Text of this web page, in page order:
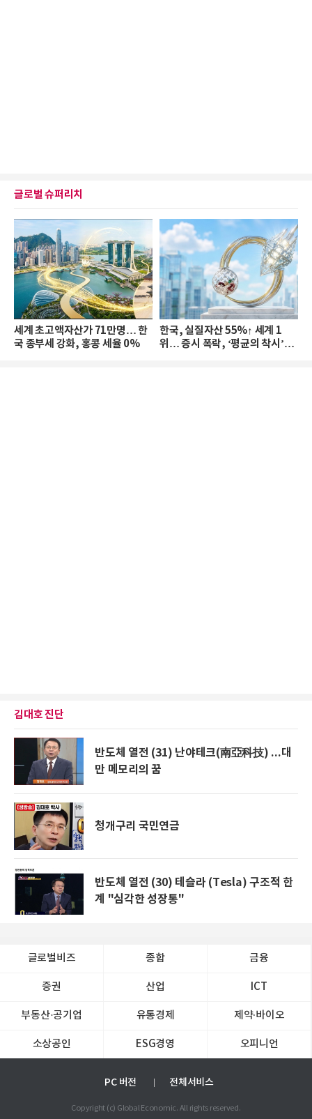
글로벌 슈퍼리치
세계 초고액자산가 71만명… 한
국 종부세 강화, 홍콩 세율 0%
한국, 실질자산 55%↑ 세계 1
위… 증시 폭락, ‘평균의 착시’와
김대호 진단
반도체 열전 (31) 난야테크(南亞科技) ...대
만 메모리의 꿈
청개구리 국민연금
반도체 열전 (30) 테슬라 (Tesla) 구조적 한
계 "심각한 성장통"
글로벌비즈 종합 금융
증권 산업 ICT
부동산·공기업 유통경제 제약∙바이오
소상공인 ESG경영 오피니언
PC 버전 전체서비스
Copyright (c) Global Economic. All rights reserved.